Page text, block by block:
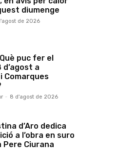
diumenge
de 2026
puc fer el
a
i Comarques
- 8 d'agost de 2026
d’Aro dedica
a l’obra en suro
Pere Ciurana